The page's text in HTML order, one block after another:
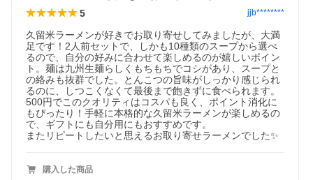
5 jjb********
久留米ラーメンが好きでお取り寄せしてみましたが、大満
足です！2人前セットで、しかも10種類のスープから選べ
るので、自分の好みに合わせて楽しめるのが嬉しいポイン
ト。麺は九州生麺らしくもちもちでコシがあり、スープと
の絡みも抜群でした。とんこつの旨味がしっかり感じられ
るのに、しつこくなくて最後まで飽きずに食べられます。
500円でこのクオリティはコスパも良く、ポイント消化に
もぴったり！手軽に本格的な久留米ラーメンが楽しめるの
で、ギフトにも自分用にもおすすめです。
またリピートしたいと思えるお取り寄せラーメンでした✨
購入した商品